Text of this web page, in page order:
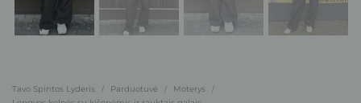
Tavo Spintos Lyderis / Parduotuvė / Moterys /